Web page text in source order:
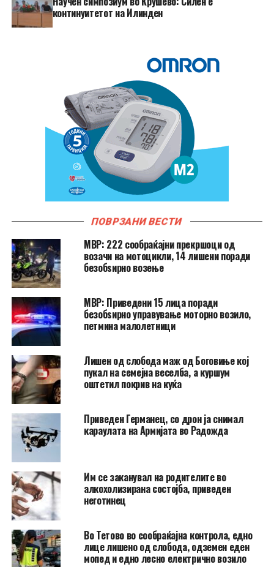
континуитетот на Илинден
ПОВРЗАНИ ВЕСТИ
МВР: 222 сообраќајни прекршоци од
возачи на мотоцикли, 14 лишени поради
безобѕирно возење
МВР: Приведени 15 лица поради
безобѕирно управување моторно возило,
петмина малолетници
Лишен од слобода маж од Боговиње кој
пукал на семејна веселба, а куршум
оштетил покрив на куќа
Приведен Германец, со дрон ја снимал
караулата на Армијата во Радожда
Им се заканувал на родителите во
алкохолизирана состојба, приведен
неготинец
Во Тетово во сообраќајна контрола, едно
лице лишено од слобода, одземен еден
мопед и едно лесно електрично возило